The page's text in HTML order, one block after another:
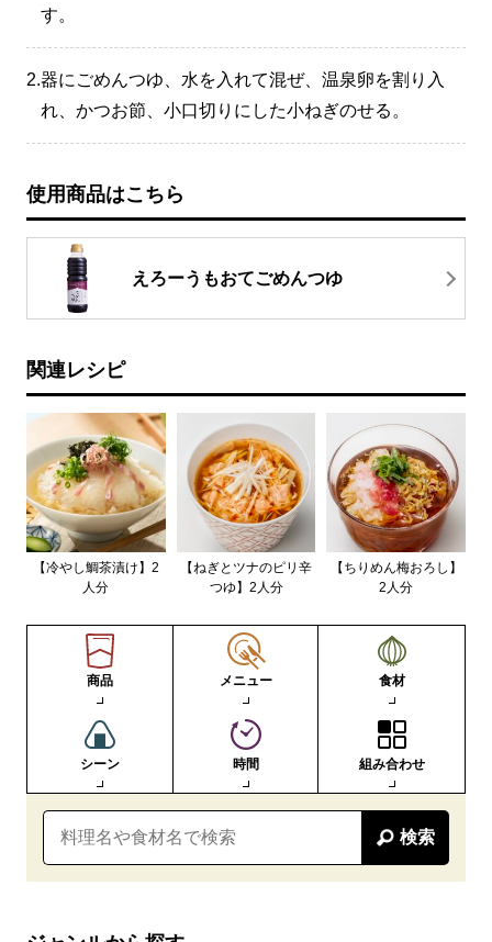
す。
2.器にごめんつゆ、水を入れて混ぜ、温泉卵を割り入
れ、かつお節、小口切りにした小ねぎのせる。
使用商品はこちら
えろーうもおてごめんつゆ
関連レシピ
【冷やし鯛茶漬け】2
人分
【ねぎとツナのピリ辛
つゆ】2人分
【ちりめん梅おろし】
2人分
商品 メニュー 食材
シーン 時間 組み合わせ
検索